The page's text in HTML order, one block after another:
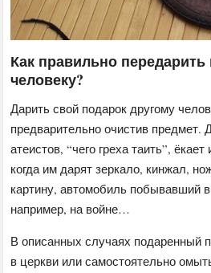
Как правильно
человеку?
Дарить свой подарок другому
предварительно очистив
атеистов, “чего греха таить”,
когда им дарят зеркало, кинжал,
картину, автомобиль побывавший
например, на войне…
В описанных случаях подаренный
в церкви или самостоятельно